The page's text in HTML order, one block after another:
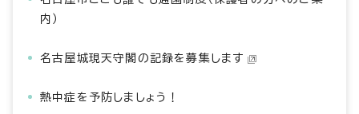
内）
名古屋城現天守閣の記録を募集します
熱中症を予防しましょう！